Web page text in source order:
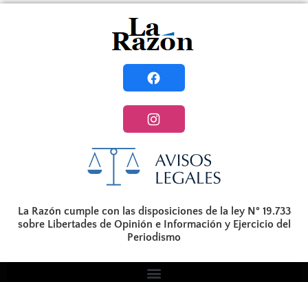
La Razón cumple con las disposiciones de la ley N° 19.733
sobre Libertades de Opinión e Información y Ejercicio del
Periodismo